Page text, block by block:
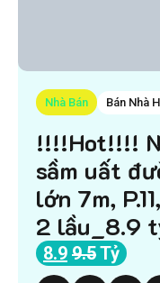
Nhà Bán Bán Nhà
!!!!Hot!!!!
sầm uất
lớn 7m,
2 lầu_8.9
8.9 9.5Tỷ